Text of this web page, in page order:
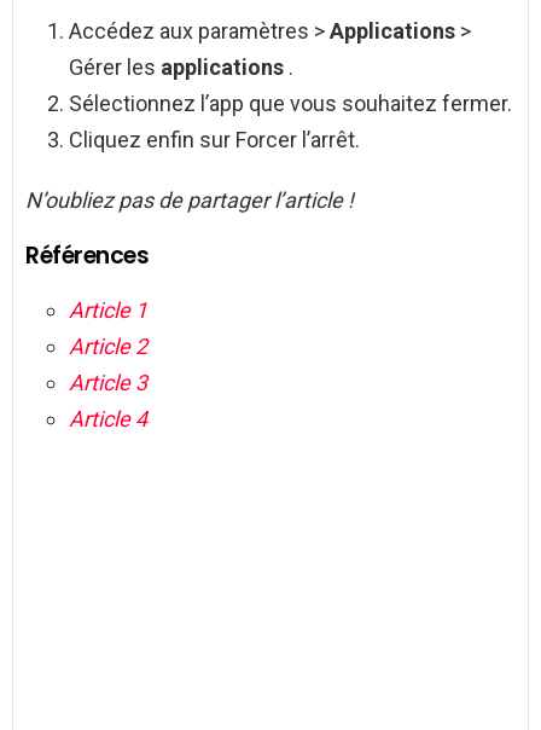
Accédez aux paramètres >Applications >
Gérer les applications .
Sélectionnez l’app que vous souhaitez fermer.
Cliquez enfin sur Forcer l’arrêt.
N’oubliez pas de partager l’article !
Références
Article 1
Article 2
Article 3
Article 4